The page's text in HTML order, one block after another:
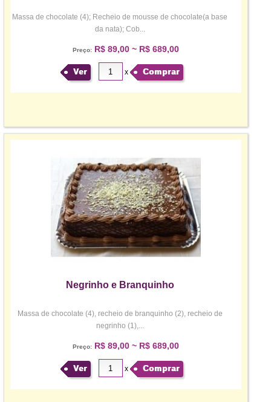
Massa de chocolate (4); Recheio de mousse de chocolate(a base
da nata); Cob...
Preço:R$ 89,00 ~ R$ 689,00
Ver x Comprar
Negrinho e Branquinho
Massa de chocolate (4), recheio de branquinho (2), recheio de
negrinho (1),...
Preço:R$ 89,00 ~ R$ 689,00
Ver x Comprar